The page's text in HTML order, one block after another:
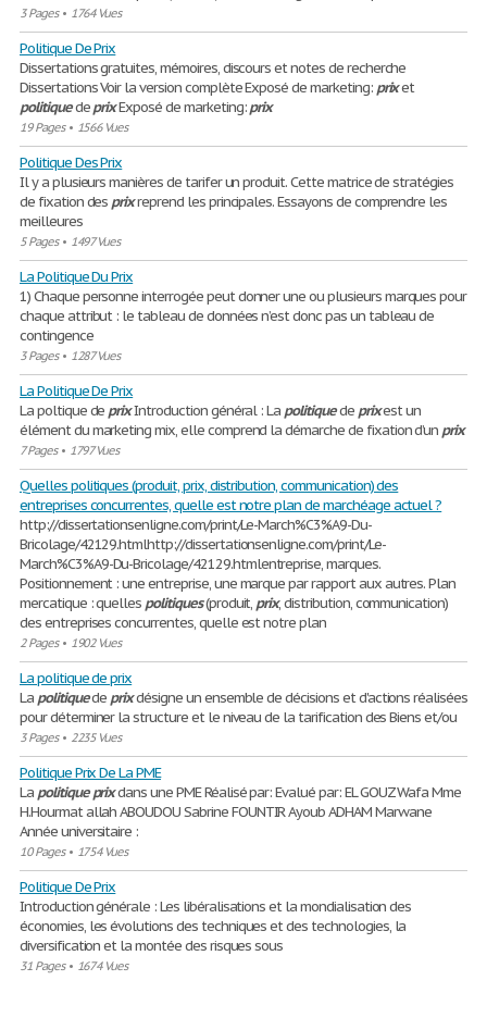
3 Pages• 1764 Vues
Politique De Prix
Dissertations gratuites, mémoires, discours et notes de recherche
Dissertations Voir la version complète Exposé de marketing: prixet
politiquedeprixExposé de marketing:prix
19 Pages• 1566 Vues
Politique Des Prix
Il y a plusieurs manières de tarifer un produit. Cette matrice de stratégies
de fixation des prixreprend les principales. Essayons de comprendre les
meilleures
5 Pages• 1497 Vues
La Politique Du Prix
1) Chaque personne interrogée peut donner une ou plusieurs marques pour
chaque attribut : le tableau de données n’est donc pas un tableau de
contingence
3 Pages• 1287 Vues
La Politique De Prix
La poltique de prixIntroduction général : La politiquede prixest un
élément du marketing mix, elle comprend la démarche de fixation d’un prix
7 Pages• 1797 Vues
Quelles politiques (produit, prix, distribution, communication) des
entreprises concurrentes, quelle est notre plan de marchéage actuel ?
http://dissertationsenligne.com/print/Le-March%C3%A9-Du-
Bricolage/42129.htmlhttp://dissertationsenligne.com/print/Le-
March%C3%A9-Du-Bricolage/42129.htmlentreprise, marques.
Positionnement : une entreprise, une marque par rapport aux autres. Plan
mercatique : quelles politiques(produit, prix, distribution, communication)
des entreprises concurrentes, quelle est notre plan
2 Pages• 1902 Vues
La politique de prix
La politiquede prixdésigne un ensemble de décisions et d'actions réalisées
pour déterminer la structure et le niveau de la tarification des Biens et/ou
3 Pages• 2235 Vues
Politique Prix De La PME
La politique prixdans une PME Réalisé par: Evalué par: EL GOUZ Wafa Mme
H.Hourmat allah ABOUDOU Sabrine FOUNTIR Ayoub ADHAM Marwane
Année universitaire :
10 Pages• 1754 Vues
Politique De Prix
Introduction générale : Les libéralisations et la mondialisation des
économies, les évolutions des techniques et des technologies, la
diversification et la montée des risques sous
31 Pages• 1674 Vues